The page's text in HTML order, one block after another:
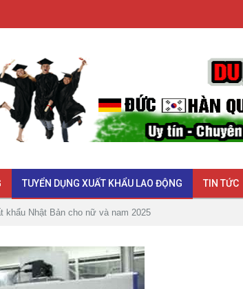
TUYỂN DỤNG XUẤT KHẨU LAO ĐỘNG TIN TỨC
khẩu Nhật Bản cho nữ và nam 2025